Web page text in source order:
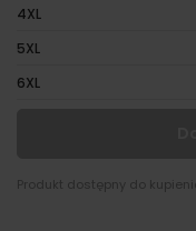
4XL
5XL
6XL
Produkt dostępny do